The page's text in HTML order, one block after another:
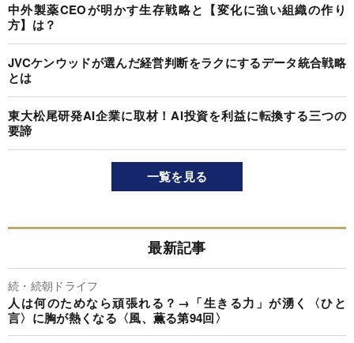
中外製薬CEOが明かす生存戦略と【変化に強い組織の作り
方】は？
JVCケンウッドが選んだ経営判断をラクにするデータ統合戦略
とは
東大松尾研発AI企業に取材！AI投資を利益に転換する三つの
要諦
一覧を見る
最新記事
続・続朝ドライフ
人は何のためなら頑張れる？→「生きる力」が湧く〈ひと
言〉に胸が熱くなる〈風、薫る第94回〉